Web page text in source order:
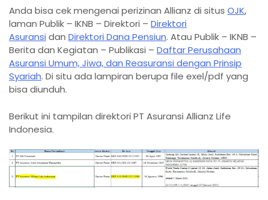
Anda bisa cek mengenai perizinan Allianz di situs OJK,
laman Publik – IKNB – Direktori – Direktori
Asuransi dan Direktori Dana Pensiun. Atau Publik – IKNB –
Berita dan Kegiatan – Publikasi – Daftar Perusahaan
Asuransi Umum, Jiwa, dan Reasuransi dengan Prinsip
Syariah. Di situ ada lampiran berupa file exel/pdf yang
bisa diunduh.
Berikut ini tampilan direktori PT Asuransi Allianz Life
Indonesia.